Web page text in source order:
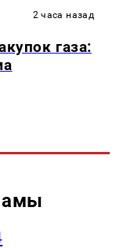
2 часа назад
газа: